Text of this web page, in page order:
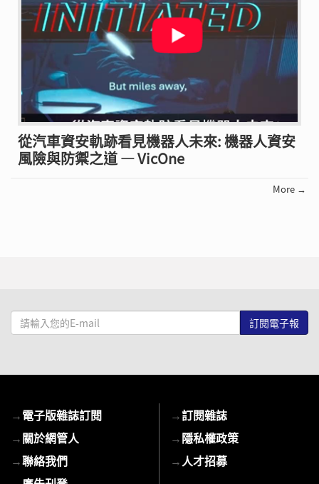
從汽車資安軌跡看見機器人未來: 機器人資安
風險與防禦之道 — VicOne
More →
請
輸
mail
→電子版雜誌訂閱
→關於網管人
→聯絡我們
→訂閱雜誌
→隱私權政策
→ 人才招募